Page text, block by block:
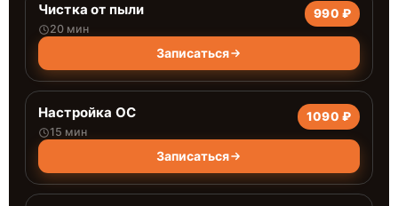
Чистка от пыли
20 мин
990 ₽
Записаться
Настройка ОС
15 мин
1090 ₽
Записаться